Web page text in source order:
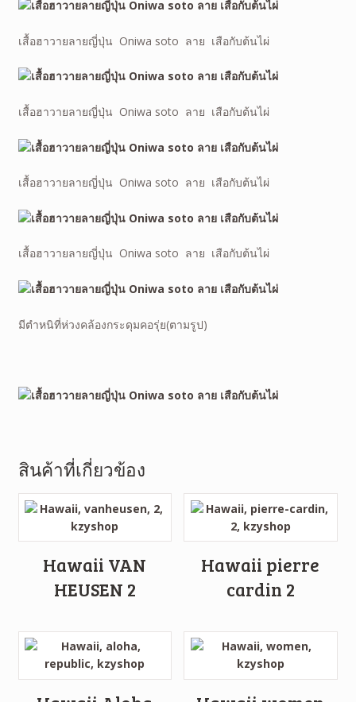
เสื้อฮาวายลายญี่ปุ่น Oniwa soto ลาย เสือกับต้นไผ่
เสื้อฮาวายลายญี่ปุ่น Oniwa soto ลาย เสือกับต้นไผ่
เสื้อฮาวายลายญี่ปุ่น Oniwa soto ลาย เสือกับต้นไผ่
เสื้อฮาวายลายญี่ปุ่น Oniwa soto ลาย เสือกับต้นไผ่
มีตำหนิที่ห่วงคล้องกระดุมคอรุ่ย(ตามรูป)
สินค้าที่เกี่ยวข้อง
Hawaii VAN
HEUSEN 2
Hawaii pierre
cardin 2